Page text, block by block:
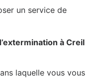
un service de
à Creil
laquelle vous vous